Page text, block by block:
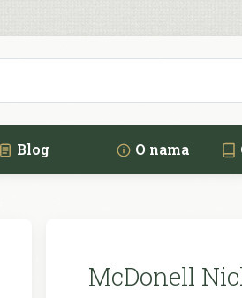
Blog O nama
McDonell